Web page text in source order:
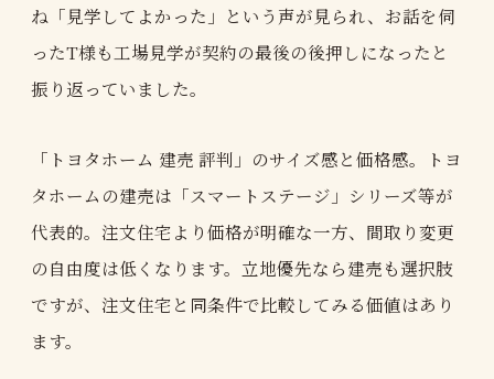
ね「見学してよかった」という声が見られ、お話を伺
ったT様も工場見学が契約の最後の後押しになったと
振り返っていました。
「トヨタホーム 建売 評判」のサイズ感と価格感。トヨ
タホームの建売は「スマートステージ」シリーズ等が
代表的。注文住宅より価格が明確な一方、間取り変更
の自由度は低くなります。立地優先なら建売も選択肢
ですが、注文住宅と同条件で比較してみる価値はあり
ます。